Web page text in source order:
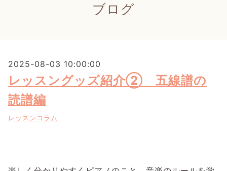
ブログ
2025-08-03 10:00:00
レッスングッズ紹介② 五線譜の
読譜編
レッスンコラム